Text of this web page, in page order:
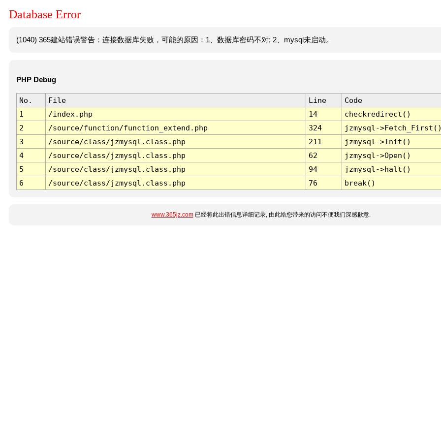
Database Error
(1040) 365建站错误警告：连接数据库失败，可能的原因：1、数据库密码不对; 2、mysql未启动。
PHP Debug
No. File Line
Code
1
/index.php 14
checkredirect()
2
/source/function/function_extend.php 324
jzmysql-
3
/source/class/jzmysql.class.php 211
jzmysql->Init()
4
/source/class/jzmysql.class.php 62
jzmysql->Open()
5
/source/class/jzmysql.class.php 94
jzmysql->halt()
6
/source/class/jzmysql.class.php 76 break()
www.365jz.com已经将此出错信息详细记录, 由此给您带来的访问不便我们深感歉意.